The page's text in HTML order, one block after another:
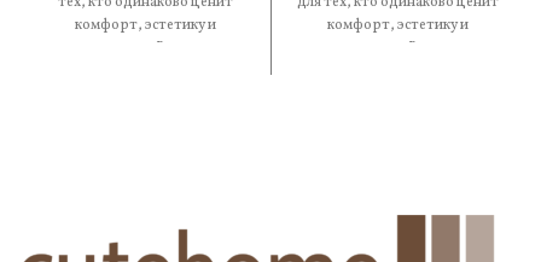
комфорт, эстетику и
практичность. В составе —
комфорт, эстетику и
практичность. В составе —